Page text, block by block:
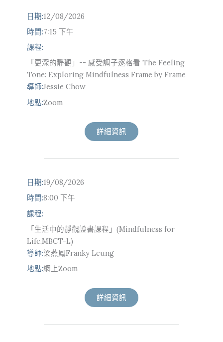
日期:12/08/2026
時間:7:15 下午
課程:
「更深的靜觀」-- 感受調子逐格看 The Feeling
Tone: Exploring Mindfulness Frame by Frame
導師:Jessie Chow
地點:Zoom
詳細資訊
日期:19/08/2026
時間:8:00 下午
課程:
「生活中的靜觀證書課程」(Mindfulness for
Life,MBCT-L)
導師:梁燕鳳Franky Leung
地點:網上Zoom
詳細資訊